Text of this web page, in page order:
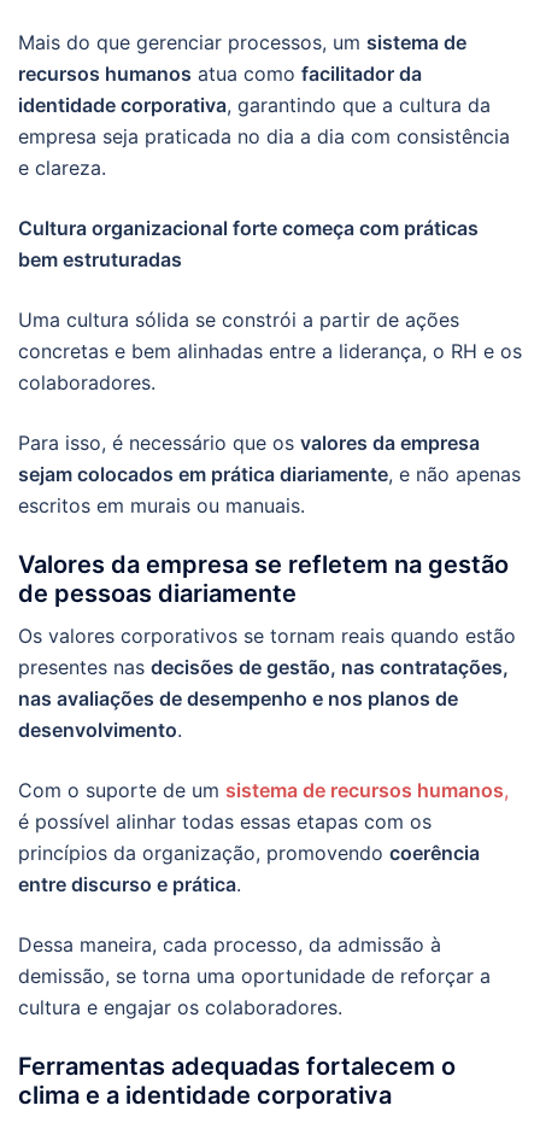
Mais do que gerenciar processos, um sistema de
recursos humanos atua como facilitador da
identidade corporativa, garantindo que a cultura da
empresa seja praticada no dia a dia com consistência
e clareza.
Cultura organizacional forte começa com práticas
bem estruturadas
Uma cultura sólida se constrói a partir de ações
concretas e bem alinhadas entre a liderança, o RH e os
colaboradores.
Para isso, é necessário que os valores da empresa
sejam colocados em prática diariamente, e não apenas
escritos em murais ou manuais.
Valores da empresa se refletem na gestão
de pessoas diariamente
Os valores corporativos se tornam reais quando estão
presentes nas decisões de gestão, nas contratações,
nas avaliações de desempenho e nos planos de
desenvolvimento.
Com o suporte de um sistema de recursos humanos,
é possível alinhar todas essas etapas com os
princípios da organização, promovendo coerência
entre discurso e prática.
Dessa maneira, cada processo, da admissão à
demissão, se torna uma oportunidade de reforçar a
cultura e engajar os colaboradores.
Ferramentas adequadas fortalecem o
clima e a identidade corporativa